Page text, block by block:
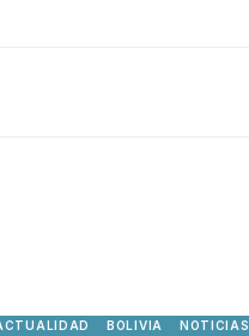
BOLIVIA
NOTICIAS